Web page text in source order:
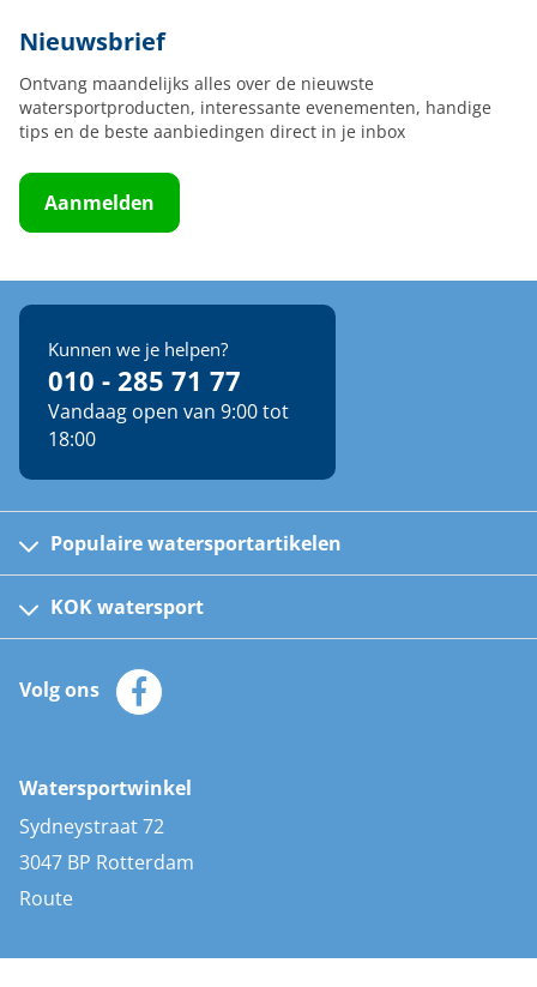
Nieuwsbrief
Ontvang maandelijks alles over de nieuwste
watersportproducten, interessante evenementen, handige
tips en de beste aanbiedingen direct in je inbox
Aanmelden
Kunnen we je helpen?
010 - 285 71 77
Vandaag open van 9:00 tot
18:00
Populaire watersportartikelen
Kinder reddingsvesten
Automatische reddingsvesten
Zeilkleding
Zonnepanelen
AIS transponders
Stootwillen en fenders
Bootkussens
Zwemtrappen
KOK watersport
Klantenservice
Merken
Volg ons
Watersportwinkel
Sydneystraat 72
3047 BP Rotterdam
Route